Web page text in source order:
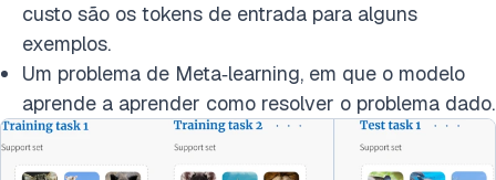
custo são os tokens de entrada para alguns
exemplos.
Um problema de Meta‑learning, em que o modelo
aprende a aprender como resolver o problema dado.